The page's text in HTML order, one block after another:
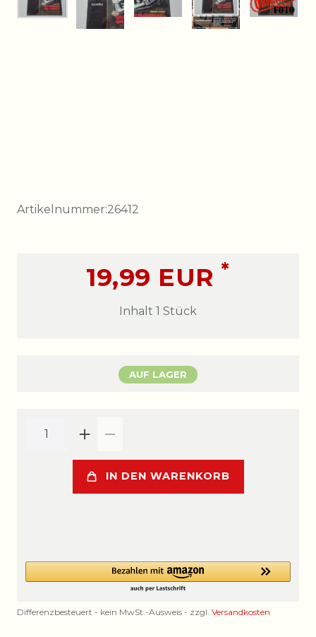
Artikelnummer:26412
19,99 EUR*
Inhalt 1 Stück
AUF LAGER
IN DEN WARENKORB
Differenzbesteuert - kein MwSt.-Ausweis - zzgl. Versandkosten